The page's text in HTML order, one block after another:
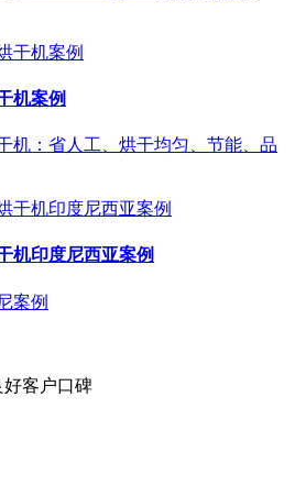
机案例
机：省人工、烘干均匀、节能、品
机印度尼西亚案例
案例
客户口碑